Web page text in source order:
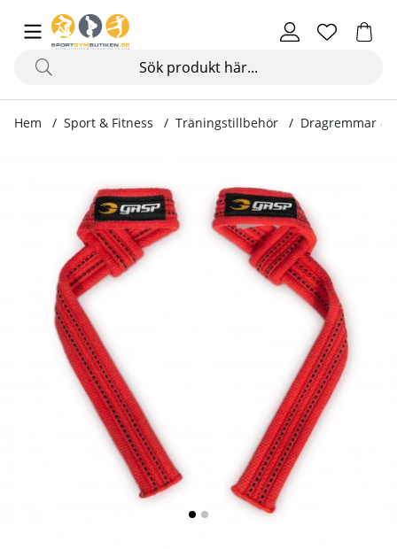
Hem Sport & Fitness Träningstillbehör Dragremmar &